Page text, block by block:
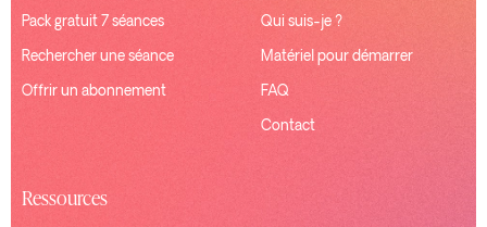
Pack gratuit 7 séances
Rechercher une séance
Offrir un abonnement
Qui suis-je ?
Matériel pour démarrer
FAQ
Contact
Ressources